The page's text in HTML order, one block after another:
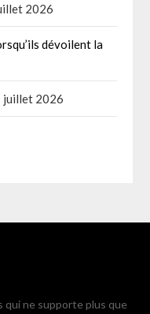
2026
dévoilent la
juillet 2026
qui ne supporte plus que